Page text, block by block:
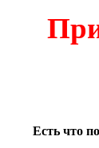
Есть что